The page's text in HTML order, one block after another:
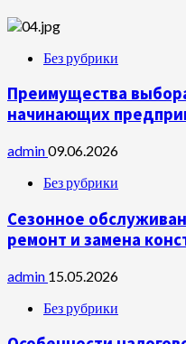
Без рубрики
Преимущества
начинающих
admin09.06.2026
Без рубрики
Сезонное
ремонт и замена
admin 15.05.2026
Без рубрики